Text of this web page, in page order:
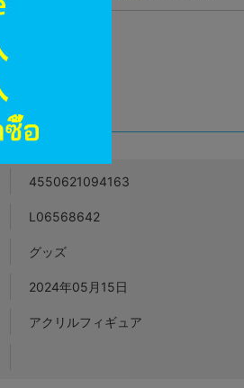
円 税込
4550621094163
L06568642
グッズ
2024年05月15日
アクリルフィギュア